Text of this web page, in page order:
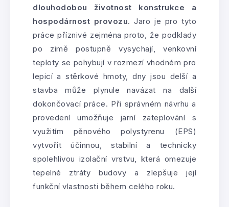
dlouhodobou životnost konstrukce a
hospodárnost provozu. Jaro je pro tyto
práce příznivé zejména proto, že podklady
po zimě postupně vysychají, venkovní
teploty se pohybují v rozmezí vhodném pro
lepicí a stěrkové hmoty, dny jsou delší a
stavba může plynule navázat na další
dokončovací práce. Při správném návrhu a
provedení umožňuje jarní zateplování s
využitím pěnového polystyrenu (EPS)
vytvořit účinnou, stabilní a technicky
spolehlivou izolační vrstvu, která omezuje
tepelné ztráty budovy a zlepšuje její
funkční vlastnosti během celého roku.